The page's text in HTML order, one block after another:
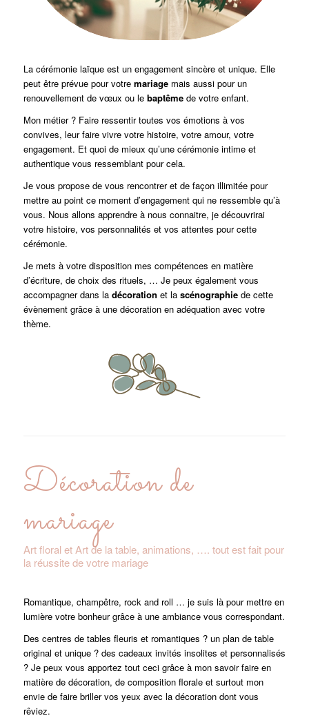
La cérémonie laïque est un engagement sincère et unique. Elle
peut être prévue pour votre mariagemais aussi pour un
renouvellement de vœux ou le baptêmede votre enfant.
Mon métier ? Faire ressentir toutes vos émotions à vos
convives, leur faire vivre votre histoire, votre amour, votre
engagement. Et quoi de mieux qu’une cérémonie intime et
authentique vous ressemblant pour cela.
Je vous propose de vous rencontrer et de façon illimitée pour
mettre au point ce moment d’engagement qui ne ressemble qu’à
vous. Nous allons apprendre à nous connaitre, je découvrirai
votre histoire, vos personnalités et vos attentes pour cette
cérémonie.
Je mets à votre disposition mes compétences en matière
d’écriture, de choix des rituels, … Je peux également vous
accompagner dans la décoration et la scénographiede cette
évènement grâce à une décoration en adéquation avec votre
thème.
Décoration de
mariage
Art floral et Art de la table, animations, …. tout est fait pour
la réussite de votre mariage
Romantique, champêtre, rock and roll … je suis là pour mettre en
lumière votre bonheur grâce à une ambiance vous correspondant.
Des centres de tables fleuris et romantiques ? un plan de table
original et unique ? des cadeaux invités insolites et personnalisés
? Je peux vous apportez tout ceci grâce à mon savoir faire en
matière de décoration, de composition florale et surtout mon
envie de faire briller vos yeux avec la décoration dont vous
rêviez.